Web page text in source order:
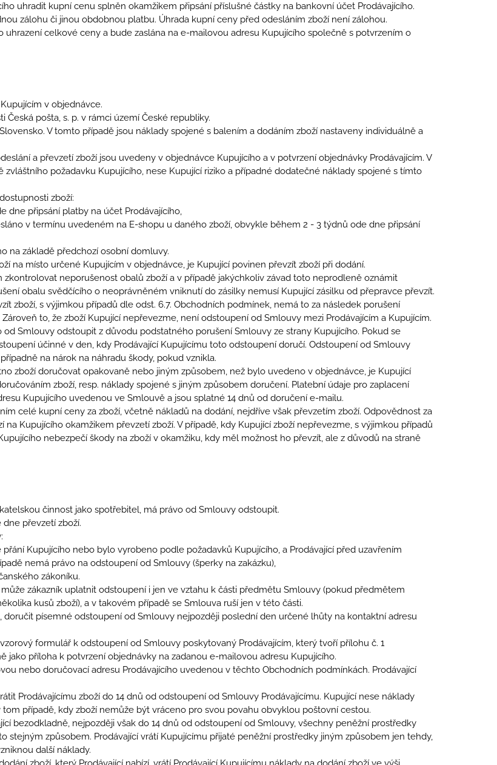
uhradit kupní cenu splněn okamžikem připsání příslušné částky na bankovní účet Prodávajícího.
zálohu či jinou obdobnou platbu. Úhrada kupní ceny před odesláním zboží není zálohou.
celkové ceny a bude zaslána na e-mailovou adresu Kupujícího společně s potvrzením o
v objednávce.
pošta, s. p. v rámci území České republiky.
V tomto případě jsou náklady spojené s balením a dodáním zboží nastaveny individuálně a
a převzetí zboží jsou uvedeny v objednávce Kupujícího a v potvrzení objednávky Prodávajícím. V
zvláštního požadavku Kupujícího, nese Kupující riziko a případné dodatečné náklady spojené s tímto
zboží:
dne připsání platby na účet Prodávajícího,
v termínu uvedeném na E-shopu u daného zboží, obvykle během 2 - 3 týdnů ode dne připsání
na základě předchozí osobní domluvy.
na místo určené Kupujícím v objednávce, je Kupující povinen převzít zboží při dodání.
zkontrolovat neporušenost obalů zboží a v případě jakýchkoliv závad toto neprodleně oznámit
obalu svědčícího o neoprávněném vniknutí do zásilky nemusí Kupující zásilku od přepravce převzít.
zboží, s výjimkou případů dle odst. 6.7. Obchodních podmínek, nemá to za následek porušení
to, že zboží Kupující nepřevezme, není odstoupení od Smlouvy mezi Prodávajícím a Kupujícím.
Smlouvy odstoupit z důvodu podstatného porušení Smlouvy ze strany Kupujícího. Pokud se
účinné v den, kdy Prodávající Kupujícímu toto odstoupení doručí. Odstoupení od Smlouvy
na nárok na náhradu škody, pokud vznikla.
zboží doručovat opakovaně nebo jiným způsobem, než bylo uvedeno v objednávce, je Kupující
zboží, resp. náklady spojené s jiným způsobem doručení. Platební údaje pro zaplacení
Kupujícího uvedenou ve Smlouvě a jsou splatné 14 dnů od doručení e-mailu.
celé kupní ceny za zboží, včetně nákladů na dodání, nejdříve však převzetím zboží. Odpovědnost za
na Kupujícího okamžikem převzetí zboží. V případě, kdy Kupující zboží nepřevezme, s výjimkou případů
nebezpečí škody na zboží v okamžiku, kdy měl možnost ho převzít, ale z důvodů na straně
činnost jako spotřebitel, má právo od Smlouvy odstoupit.
převzetí zboží.
Kupujícího nebo bylo vyrobeno podle požadavků Kupujícího, a Prodávající před uzavřením
nemá právo na odstoupení od Smlouvy (šperky na zakázku),
zákoníku.
může zákazník uplatnit odstoupení i jen ve vztahu k části předmětu Smlouvy (pokud předmětem
kusů zboží), a v takovém případě se Smlouva ruší jen v této části.
doručit písemné odstoupení od Smlouvy nejpozději poslední den určené lhůty na kontaktní adresu
formulář k odstoupení od Smlouvy poskytovaný Prodávajícím, který tvoří přílohu č. 1
jako příloha k potvrzení objednávky na zadanou e-mailovou adresu Kupujícího.
nebo doručovací adresu Prodávajícího uvedenou v těchto Obchodních podmínkách. Prodávající
Prodávajícímu zboží do 14 dnů od odstoupení od Smlouvy Prodávajícímu. Kupující nese náklady
případě, kdy zboží nemůže být vráceno pro svou povahu obvyklou poštovní cestou.
bezodkladně, nejpozději však do 14 dnů od odstoupení od Smlouvy, všechny peněžní prostředky
stejným způsobem. Prodávající vrátí Kupujícímu přijaté peněžní prostředky jiným způsobem jen tehdy,
další náklady.